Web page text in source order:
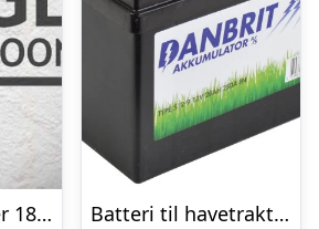
AL-KO Snekæder 18 x 8,5 – 8 – tilbehør til Havetraktor
Batteri til havetraktor 12V – 28 Ah.